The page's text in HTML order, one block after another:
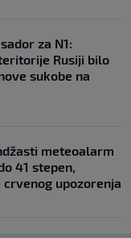
za N1:
Rusiji bilo
sukobe na
meteoalarm
41 stepen,
upozorenja